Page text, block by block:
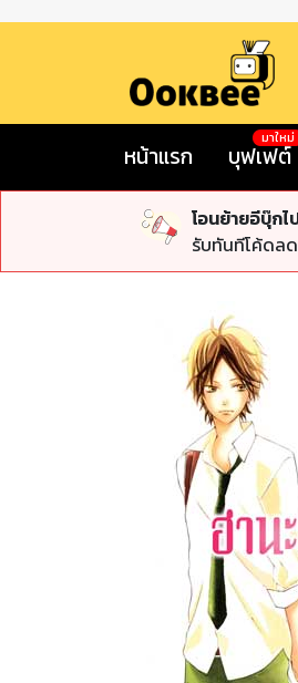
หน้าแรก บุฟเฟต์
มาใหม่
โอนย้ายอีบุ๊ก
รับทันทีโค้ดล